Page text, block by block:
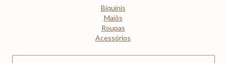
Biquínis
Maiôs
Roupas
Acessórios